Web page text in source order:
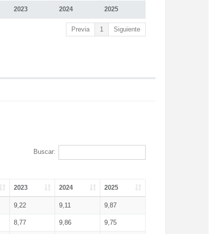
2023 2024 2025
Previa 1 Siguiente
Buscar:
2023 2024 2025
9,22 9,11 9,87
8,77 9,86 9,75